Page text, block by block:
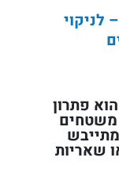
750 מ"ל – לניקוי
אקסטרא 750 מ"ל הוא פתרון
משטחים
שאריות